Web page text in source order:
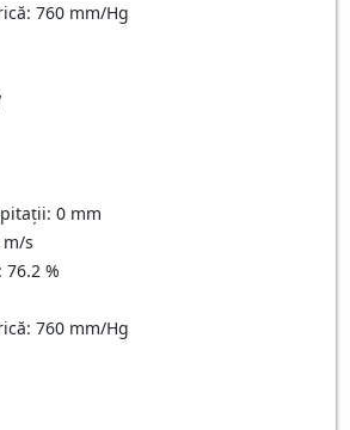
760 mm/Hg
0 mm
m/s
76.2 %
760 mm/Hg